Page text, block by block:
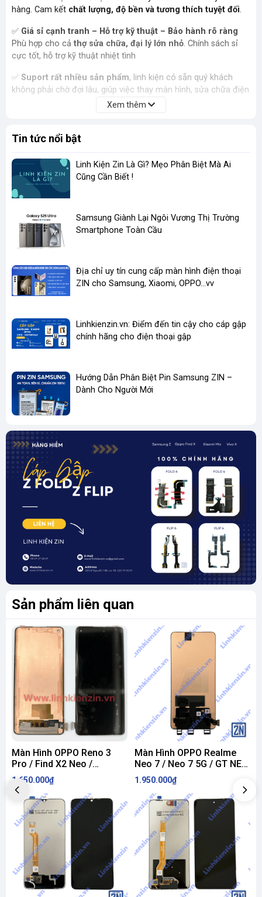
hàng. Cam kết chất lượng, độ bền và tương thích tuyệt đối.
✅ Giá sỉ cạnh tranh – Hỗ trợ kỹ thuật – Bảo hành rõ ràng
Phù hợp cho cả thợ sửa chữa, đại lý lớn nhỏ. Chính sách sỉ
cực tốt, hỗ trợ kỹ thuật nhiệt tình
✅ Suport rất nhiều sản phẩm, linh kiện có sẵn quý khách
không phải chờ đợi lâu, giúp việc thay màn hình, sửa chữa điện
thoại được dễ dàng suôn sẻ hơn
quốc
Hỗ trợ đổi trả nếu lỗi do nhà sản xuất.
Xem thêm
Tin tức nổi bật
Linh Kiện Zin Là Gì? Mẹo Phân Biệt Mà Ai
Cũng Cần Biết !
​Samsung Giành Lại Ngôi Vương Thị Trường
Smartphone Toàn Cầu
Địa chỉ uy tín cung cấp màn hình điện thoại
ZIN cho Samsung, Xiaomi, OPPO...vv
Linhkienzin.vn: Điểm đến tin cậy cho cáp gập
chính hãng cho điện thoại gập
Hướng Dẫn Phân Biệt Pin Samsung ZIN –
Dành Cho Người Mới
Sản phẩm liên quan
Màn Hình OPPO Reno 3
Pro / Find X2 Neo /
OnePlus 8 ZIN
1.650.000₫
Màn Hình OPPO Realme
Neo 7 / Neo 7 5G / GT NEO
7 ZIN
1.950.000₫